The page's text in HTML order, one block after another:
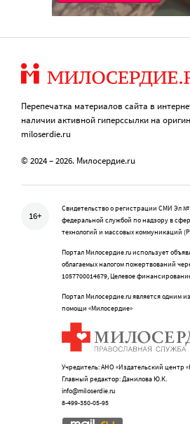
Перепечатка материалов сайта в
наличии активной гиперссылки на
miloserdie.ru
© 2024 – 2026. Милосердие.ru
16+
Свидетельство о регистрации СМИ Эл
федеральной службой по надзору в
технологий и массовых коммуникаций
Портал Милосердие.ru использует
облагаемых налогом пожертвований
1057700014679, Целевое
Портал Милосердие.ru является одним
помощи «Милосердие»
Учредитель: АНО «Издательский центр
Главный редактор: Данилова Ю.К.
info@miloserdie.ru
8-499-350-05-95